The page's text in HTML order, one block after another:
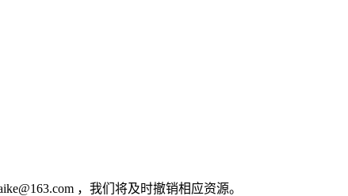
，我们将及时撤销相应资源。